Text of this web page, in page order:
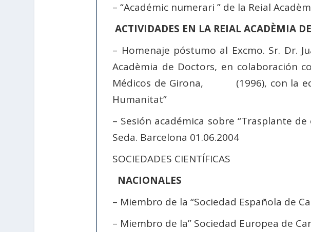
– “Académic numerari ” de la Reial
ACTIVIDADES EN LA REIAL ACADÈMIA
– Homenaje póstumo al Excmo. Sr. Dr.
Acadèmia de Doctors, en colaboración
Médicos de Girona, (1996), con la
Humanitat”
– Sesión académica sobre “Trasplante
Seda. Barcelona 01.06.2004
SOCIEDADES CIENTÍFICAS
NACIONALES
– Miembro de la “Sociedad Española de
– Miembro de la” Sociedad Europea de